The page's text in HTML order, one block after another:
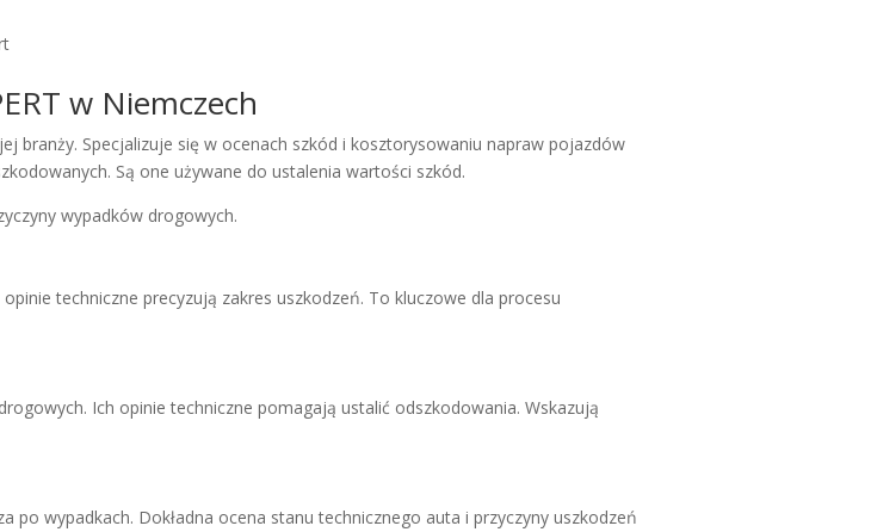
w Niemczech
branży. Specjalizuje się w ocenach szkód i kosztorysowaniu napraw pojazdów
Są one używane do ustalenia wartości szkód.
wypadków drogowych.
techniczne precyzują zakres uszkodzeń. To kluczowe dla procesu
Ich opinie techniczne pomagają ustalić odszkodowania. Wskazują
po wypadkach. Dokładna ocena stanu technicznego auta i przyczyny uszkodzeń